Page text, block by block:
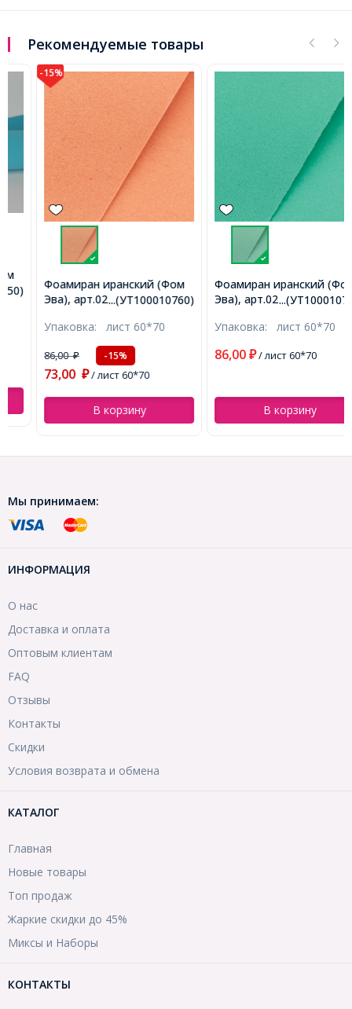
Рекомендуемые товары
-15%
...(УТ100010760)
Фоамиран иранский (Фом
Эва), арт.025(199), Цвет:
Размер: 60х70cм,
Упаковка:лист 60*70
86,00₽ -15%
73,00 ₽/ лист 60*70
В корзину
...(УТ100010766)
Фоамиран иранский (Фом
Эва), арт.024(201), Цвет:
Размер: 60х70cм,
Упаковка:лист 60*70
86,00₽/ лист 60*70
В корзину
Мы принимаем:
ИНФОРМАЦИЯ
О нас
Доставка и оплата
Оптовым клиентам
FAQ
Отзывы
Контакты
Скидки
Условия возврата и обмена
КАТАЛОГ
Главная
Новые товары
Топ продаж
Жаркие скидки до 45%
Миксы и Наборы
КОНТАКТЫ